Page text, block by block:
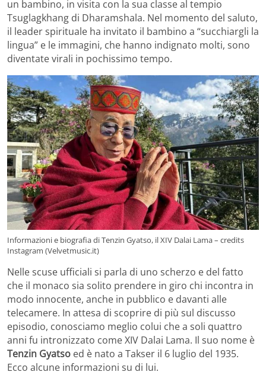
un bambino, in visita con la sua classe al tempio
Tsuglagkhang di Dharamshala. Nel momento del saluto,
il leader spirituale ha invitato il bambino a “succhiargli la
lingua” e le immagini, che hanno indignato molti, sono
diventate virali in pochissimo tempo.
Informazioni e biografia di Tenzin Gyatso, il XIV Dalai Lama – credits
Instagram (Velvetmusic.it)
Nelle scuse ufficiali si parla di uno scherzo e del fatto
che il monaco sia solito prendere in giro chi incontra in
modo innocente, anche in pubblico e davanti alle
telecamere. In attesa di scoprire di più sul discusso
episodio, conosciamo meglio colui che a soli quattro
anni fu intronizzato come XIV Dalai Lama. Il suo nome è
Tenzin Gyatso ed è nato a Takser il 6 luglio del 1935.
Ecco alcune informazioni su di lui.